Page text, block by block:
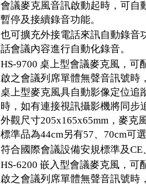
會議麥克風音訊啟動起時，可自
暫停及接續錄音功能。
也可擴充外接電話來訊自動錄音
話會議內容進行自動化錄音。
HS-9700 桌上型會議麥克風，可
啟之會議列席單體無聲音訊號時
桌上型麥克風具自動影像定位追
時，如有連接視訊攝影機將同步
外觀尺寸205x165x65mm，麥克
標準品為44cm另有57、70cm可
符合國際會議設備安規標準及CE
HS-6200 嵌入型會議麥克風，可
啟之會議列席單體無聲音訊號時